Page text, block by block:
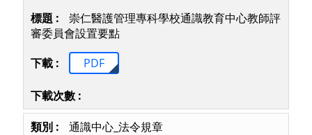
崇仁醫護管理專科學校通識教育中心教師評
審委員會設置要點
PDF
通識中心_法令規章